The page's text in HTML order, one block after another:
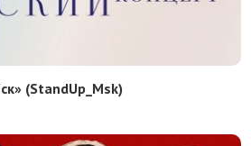
(StandUp_Msk)